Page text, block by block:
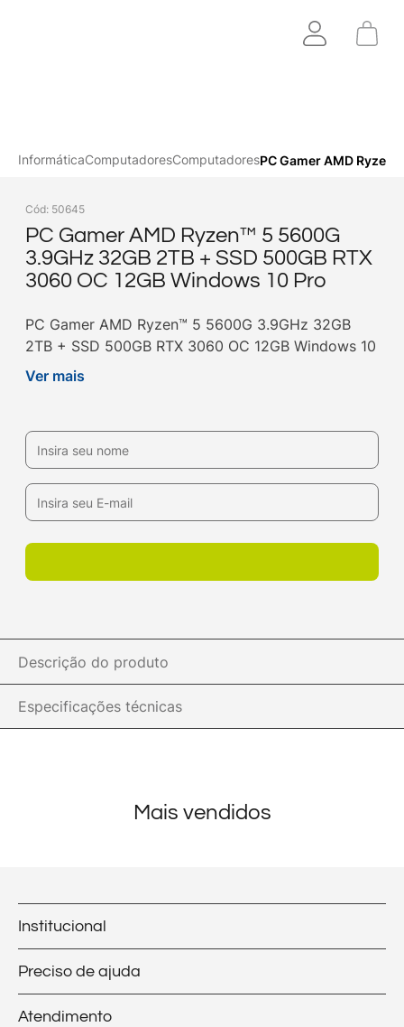
InformáticaComputadoresComputadoresPC Gamer AMD
Cód: 50645
PC Gamer AMD Ryzen™ 5 5600G
3.9GHz 32GB 2TB + SSD 500GB RTX
3060 OC 12GB Windows 10 Pro
PC Gamer AMD Ryzen™ 5 5600G 3.9GHz 32GB
2TB + SSD 500GB RTX 3060 OC 12GB Windows 10
Pro. Compre agora na Goldentec!
Ver mais
Descrição do produto
Especificações técnicas
Mais vendidos
Institucional
Preciso de ajuda
Atendimento